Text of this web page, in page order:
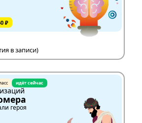
₽
в записи)
идёт сейчас
героя